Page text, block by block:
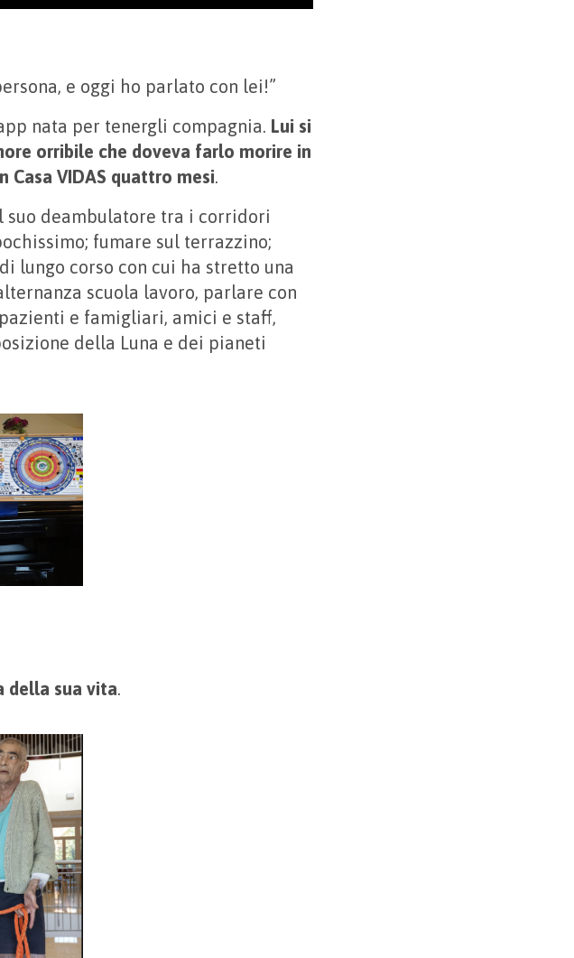
e oggi ho parlato con lei!”
nata per tenergli compagnia. Lui si
orribile che doveva farlo morire in
Casa VIDAS quattro mesi.
suo deambulatore tra i corridori
fumare sul terrazzino;
lungo corso con cui ha stretto una
scuola lavoro, parlare con
e famigliari, amici e staff,
della Luna e dei pianeti
della sua vita.